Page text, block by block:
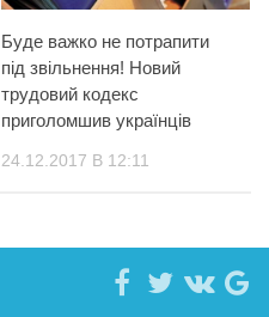
Буде важко не потрапити
під звільнення! Новий
трудовий кодекс
приголомшив українців
24.12.2017 В 12:11